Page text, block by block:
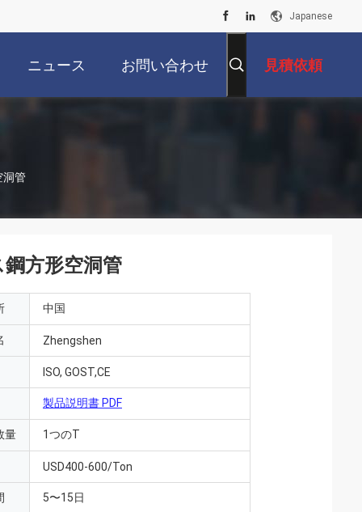
Japanese
ニュース お問い合わせ 見積依頼
洞管
方形空洞管
中国
Zhengshen
ISO, GOST,CE
製品説明書 PDF
量 1つのT
USD400-600/Ton
5〜15日